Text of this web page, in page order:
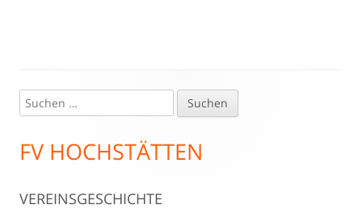
Haupt-
Seitenleiste
Suchen
nach:
FV HOCHSTÄTTEN
VEREINSGESCHICHTE